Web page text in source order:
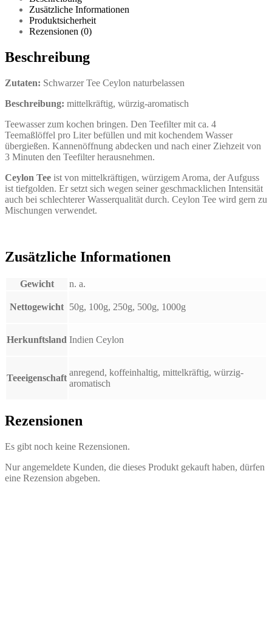
Zusätzliche Informationen
Produktsicherheit
Rezensionen (0)
Beschreibung
Zutaten: Schwarzer Tee Ceylon naturbelassen
Beschreibung: mittelkräftig, würzig-aromatisch
Teewasser zum kochen bringen. Den Teefilter mit ca. 4
Teemaßlöffel pro Liter befüllen und mit kochendem Wasser
übergießen. Kannenöffnung abdecken und nach einer Ziehzeit von
3 Minuten den Teefilter herausnehmen.
Ceylon Tee ist von mittelkräftigen, würzigem Aroma, der Aufguss
ist tiefgolden. Er setzt sich wegen seiner geschmacklichen Intensität
auch bei schlechterer Wasserqualität durch. Ceylon Tee wird gern zu
Mischungen verwendet.
Zusätzliche Informationen
Gewicht n. a.
Nettogewicht 50g, 100g, 250g, 500g, 1000g
Herkunftsland Indien Ceylon
Teeeigenschaft
anregend, koffeinhaltig, mittelkräftig, würzig-
aromatisch
Rezensionen
Es gibt noch keine Rezensionen.
Nur angemeldete Kunden, die dieses Produkt gekauft haben, dürfen
eine Rezension abgeben.